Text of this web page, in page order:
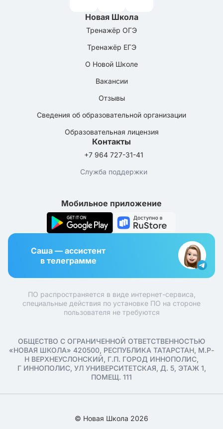
Новая Школа
Тренажёр ОГЭ
Тренажёр ЕГЭ
О Новой Школе
Вакансии
Отзывы
Сведения об образовательной организации
Образовательная лицензия
Контакты
+7 964 727-31-41
Служба поддержки
Мобильное приложение
Саша — ассистент
в телеграмме
ПО распространяется в виде интернет-сервиса,
специальные действия по установке ПО на стороне
пользователя не требуются
ОБЩЕСТВО С ОГРАНИЧЕННОЙ ОТВЕТСТВЕННОСТЬЮ
«НОВАЯ ШКОЛА» 420500, РЕСПУБЛИКА ТАТАРСТАН, М.Р-
Н ВЕРХНЕУСЛОНСКИЙ, Г.П. ГОРОД ИННОПОЛИС,
Г ИННОПОЛИС, УЛ УНИВЕРСИТЕТСКАЯ, Д. 5, ЭТАЖ 1,
ПОМЕЩ. 111
© Новая Школа 2026